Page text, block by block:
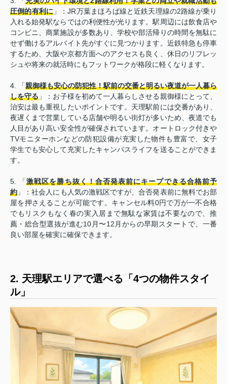
圧倒的有利に 」：JR万葉まほろば線と近鉄天理線の2路線が乗り
入れる始発駅ならではの利便性が光ります。駅周辺には飲食店や
コンビニ、商業施設が多数あり、学校や部活帰りの時間を無駄に
せず働けるアルバイト先がすぐに見つかります。近鉄特急も停車
するため、大阪や京都方面へのアクセスも良く、休日のリフレッ
シュや将来の就活時にもフットワークが格段に軽くなります。
4. 「親御様も安心の防犯性！駅前の交番と明るい夜道が一人暮ら
しを守る 」：お子様を初めて一人暮らしさせる親御様にとって、
治安は最も重視したいポイントです。天理駅前には交番があり、
夜遅くまで営業している店舗や明るい街灯が多いため、夜道でも
人目があり高い安全性が確保されています。オートロック付きや
TVモニターホンなどの防犯設備が充実した物件も豊富で、女子
学生でも安心して充実したキャンパスライフを送ることができま
す。
5. 「激戦区を勝ち抜く！合否発表前にキープできる合格前予
約 」：社会人にも人気の激戦区ですが、合否発表前に無料でお部
屋を押さえることが可能です。キャンセル料0円で万が一不合格
でもリスクもなく春の実入居まで無駄な家賃は不要なので、推
薦・総合型選抜が進む10月〜12月からの早期スタートで、一番
良い部屋を確実に確保できます。
2. 天理駅エリアで選べる「4つの物件スタイ
ル」